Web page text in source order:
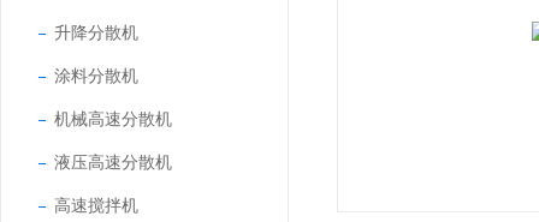
升降分散机
涂料分散机
机械高速分散机
液压高速分散机
高速搅拌机